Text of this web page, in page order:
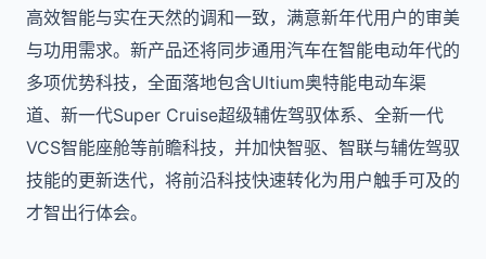
高效智能与实在天然的调和一致，满意新年代用户的审美
与功用需求。新产品还将同步通用汽车在智能电动年代的
多项优势科技，全面落地包含Ultium奥特能电动车渠
道、新一代Super Cruise超级辅佐驾驭体系、全新一代
VCS智能座舱等前瞻科技，并加快智驱、智联与辅佐驾驭
技能的更新迭代，将前沿科技快速转化为用户触手可及的
才智出行体会。